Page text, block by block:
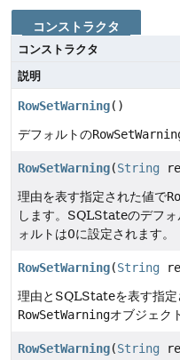
コンストラクタ
コンストラクタ
説明
RowSetWarning()
デフォルトの
RowSetWarning(String
理由を表す指定された値で
します。SQLStateのデフ
ォルトは0に設定されます。
RowSetWarning(String
理由とSQLStateを表す指定
RowSetWarningオブジェク
RowSetWarning(String